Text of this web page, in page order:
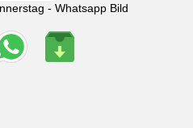
- Whatsapp Bild